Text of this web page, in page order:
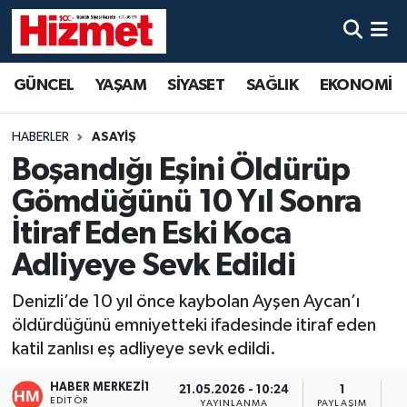
GÜNCEL YAŞAM SİYASET SAĞLIK EKONOMİ
HABERLER ASAYİŞ
Boşandığı Eşini Öldürüp
Gömdüğünü 10 Yıl Sonra
İtiraf Eden Eski Koca
Adliyeye Sevk Edildi
Denizli’de 10 yıl önce kaybolan Ayşen Aycan’ı
öldürdüğünü emniyetteki ifadesinde itiraf eden
katil zanlısı eş adliyeye sevk edildi.
HABER MERKEZI1
EDITÖR
21.05.2026 - 10:24
YAYINLANMA
1
PAYLAŞIM
YAŞAM
SİYASET
SAĞLIK
EKONOMİ
KÜLTÜR SANAT
SPOR
MAGAZİN
Denizli Hava Durumu
Denizli Trafik Yoğunluk Haritası
Süper Lig Puan Durumu ve Fikstür
Tüm Manşetler
Son Dakika Haberleri
Haber Arşivi